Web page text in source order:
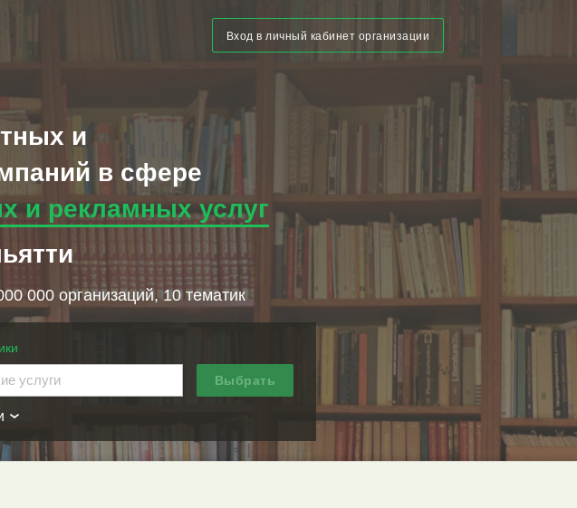
Вход в личный кабинет организации
и
в сфере
и рекламных услуг
000 организаций, 10 тематик
Выбрать